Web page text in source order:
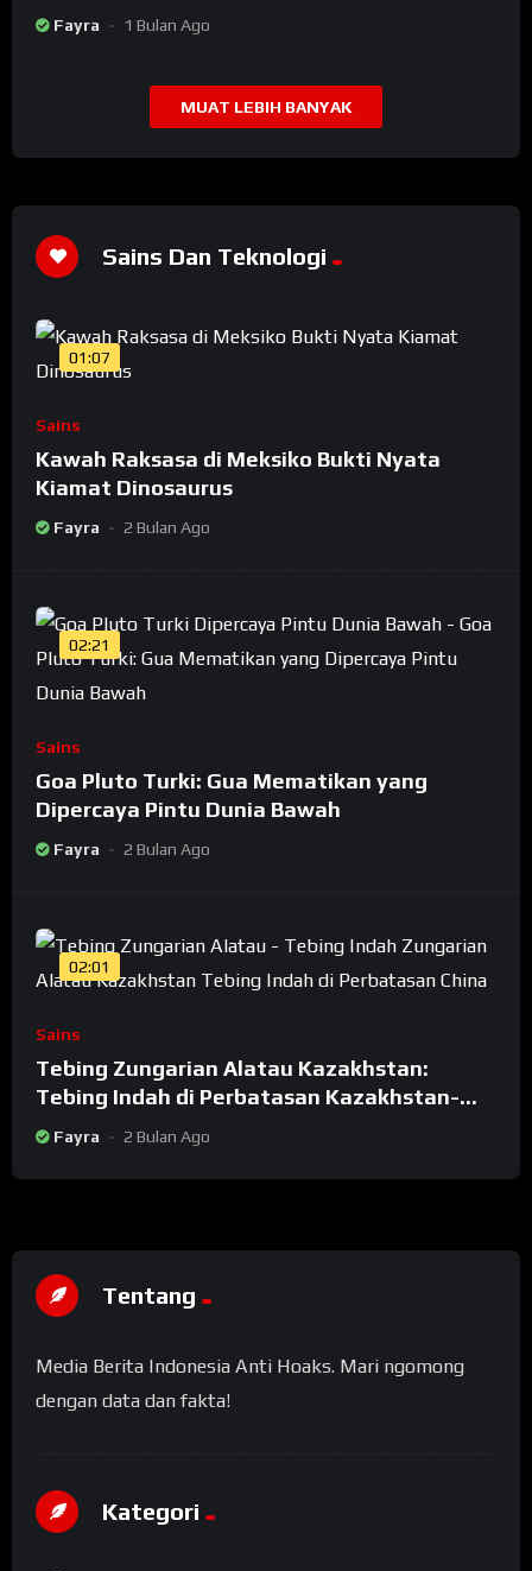
Rumah Jokowi
Fayra 1 Bulan Ago
MUAT LEBIH BANYAK
Sains Dan Teknologi
01:07
Sains
Kawah Raksasa di Meksiko Bukti Nyata
Kiamat Dinosaurus
Fayra 2 Bulan Ago
02:21
Sains
Goa Pluto Turki: Gua Mematikan yang
Dipercaya Pintu Dunia Bawah
Fayra 2 Bulan Ago
02:01
Sains
Tebing Zungarian Alatau Kazakhstan:
Tebing Indah di Perbatasan Kazakhstan-
China
Fayra 2 Bulan Ago
Tentang
Media Berita Indonesia Anti Hoaks. Mari ngomong
dengan data dan fakta!
Kategori